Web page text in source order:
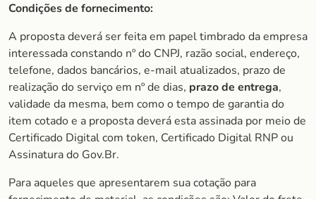
Condições de fornecimento:
A proposta deverá ser feita em papel timbrado da empresa
interessada constando nº do CNPJ, razão social, endereço,
telefone, dados bancários, e-mail atualizados, prazo de
realização do serviço em nº de dias, prazo de entrega,
validade da mesma, bem como o tempo de garantia do
item cotado e a proposta deverá esta assinada por meio de
Certificado Digital com token, Certificado Digital RNP ou
Assinatura do Gov.Br.
Para aqueles que apresentarem sua cotação para